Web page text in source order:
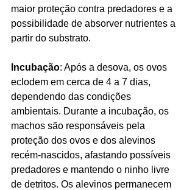
maior proteção contra predadores e a
possibilidade de absorver nutrientes a
partir do substrato.
Incubação: Após a desova, os ovos
eclodem em cerca de 4 a 7 dias,
dependendo das condições
ambientais. Durante a incubação, os
machos são responsáveis pela
proteção dos ovos e dos alevinos
recém-nascidos, afastando possíveis
predadores e mantendo o ninho livre
de detritos. Os alevinos permanecem